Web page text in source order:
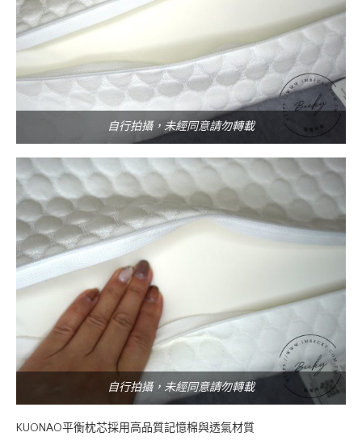
自行拍攝，未經同意請勿轉載
自行拍攝，未經同意請勿轉載
KUONAO平衡枕芯採用高品質記憶棉與透氣材質